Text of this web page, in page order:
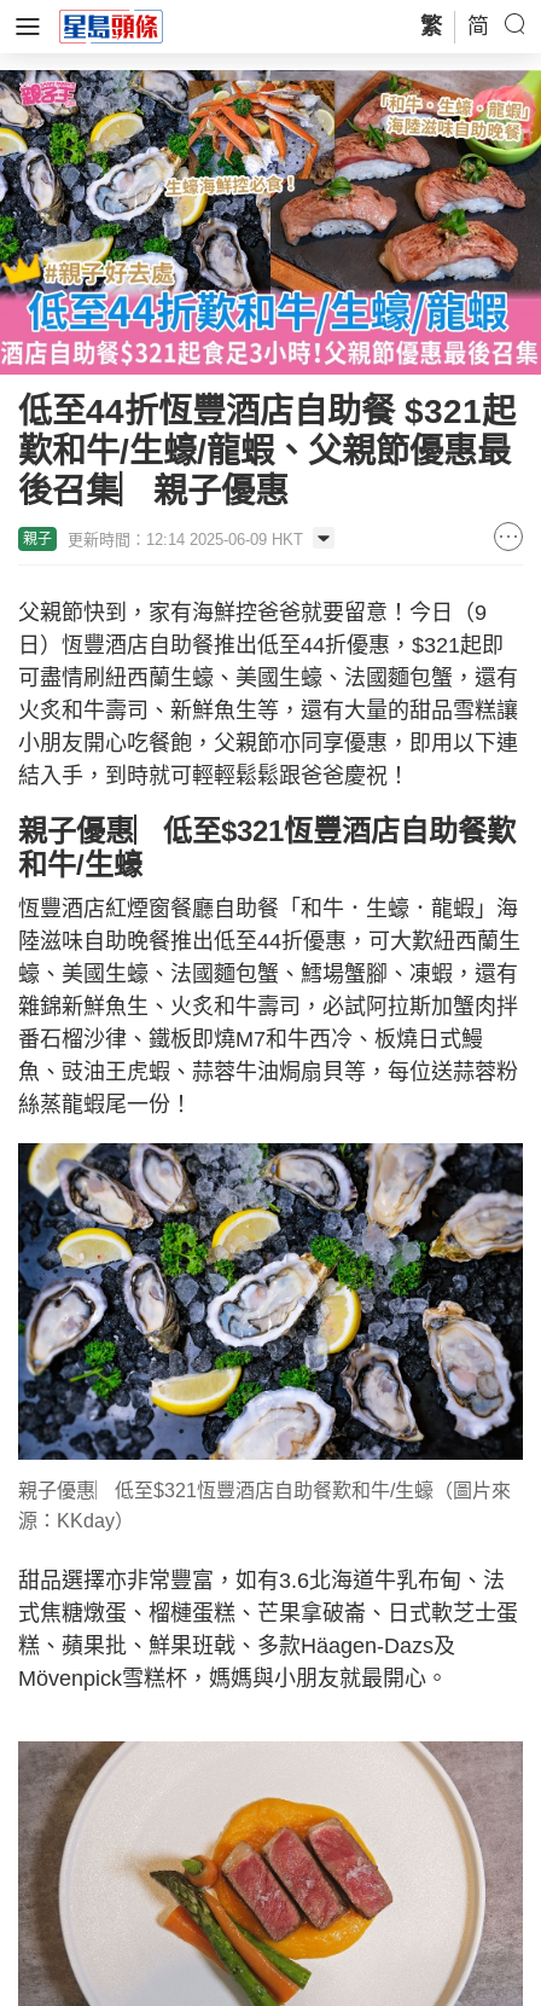
繁 简
低至44折恆豐酒店自助餐 $321起
歎和牛/生蠔/龍蝦、父親節優惠最
後召集︳親子優惠
親子 更新時間：12:14 2025-06-09 HKT
父親節快到，家有海鮮控爸爸就要留意！今日（9
日）恆豐酒店自助餐推出低至44折優惠，$321起即
可盡情刷紐西蘭生蠔、美國生蠔、法國麵包蟹，還有
火炙和牛壽司、新鮮魚生等，還有大量的甜品雪糕讓
小朋友開心吃餐飽，父親節亦同享優惠，即用以下連
結入手，到時就可輕輕鬆鬆跟爸爸慶祝！
親子優惠︳低至$321恆豐酒店自助餐歎
和牛/生蠔
恆豐酒店紅煙窗餐廳自助餐「和牛．生蠔．龍蝦」海
陸滋味自助晚餐推出低至44折優惠，可大歎紐西蘭生
蠔、美國生蠔、法國麵包蟹、鱈場蟹腳、凍蝦，還有
雜錦新鮮魚生、火炙和牛壽司，必試阿拉斯加蟹肉拌
番石榴沙律、鐵板即燒M7和牛西冷、板燒日式鰻
魚、豉油王虎蝦、蒜蓉牛油焗扇貝等，每位送蒜蓉粉
絲蒸龍蝦尾一份！
親子優惠︳低至$321恆豐酒店自助餐歎和牛/生蠔（圖片來
源：KKday）
甜品選擇亦非常豐富，如有3.6北海道牛乳布甸、法
式焦糖燉蛋、榴槤蛋糕、芒果拿破崙、日式軟芝士蛋
糕、蘋果批、鮮果班戟、多款Häagen-Dazs及
Mövenpick雪糕杯，媽媽與小朋友就最開心。